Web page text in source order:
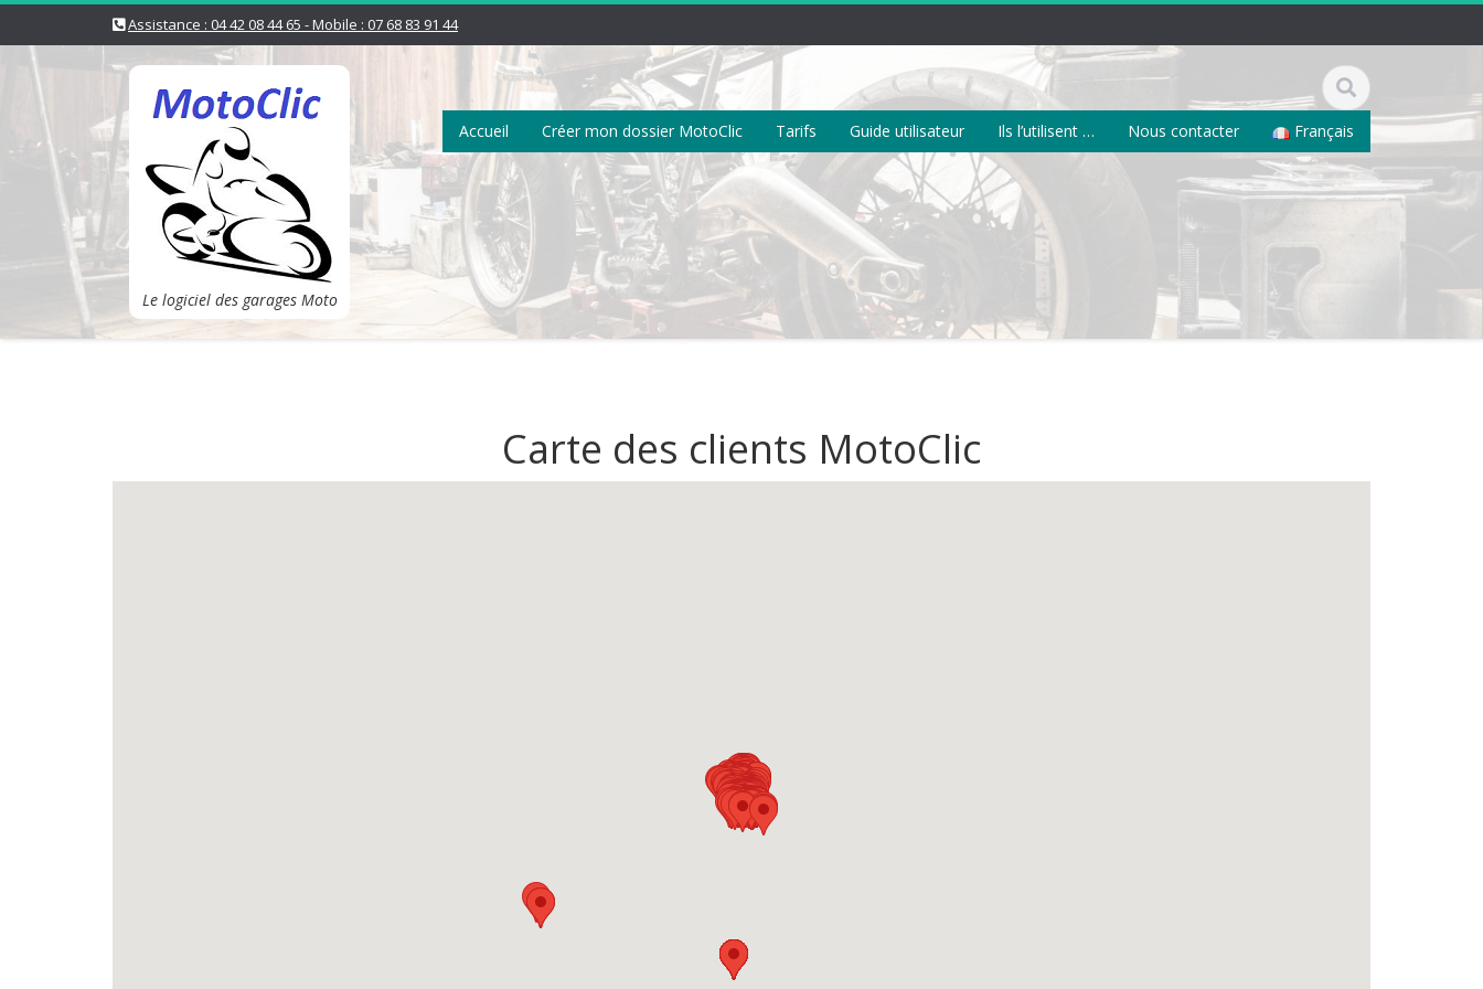
Assistance : 04 42 08 44 65 - Mobile : 07 68 83 91 44
Le logiciel des garages Moto
Accueil Créer mon dossier MotoClic Tarifs Guide utilisateur Ils l’utilisent … Nous contacter Français
Carte des clients MotoClic